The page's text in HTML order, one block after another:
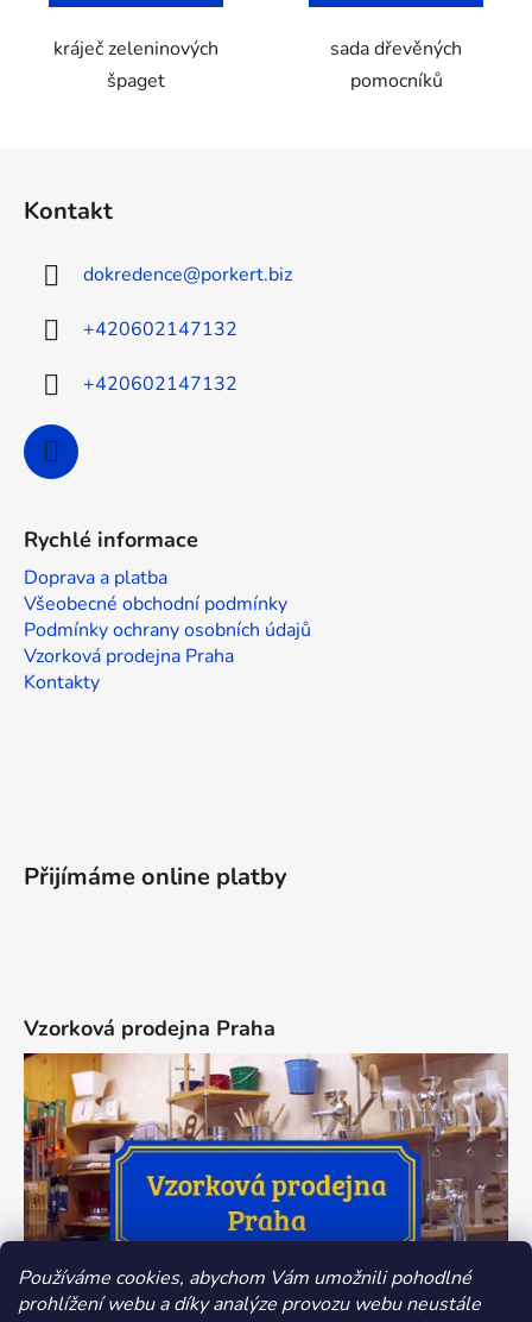
Používáme cookies, abychom Vám umožnili pohodlné
prohlížení webu a díky analýze provozu webu neustále
hvězdiček.
kráječ zeleninových
špaget
sada dřevěných
pomocníků
Kontakt
dokredence@porkert.biz
+420602147132
+420602147132
Rychlé informace
Doprava a platba
Všeobecné obchodní podmínky
Podmínky ochrany osobních údajů
Vzorková prodejna Praha
Kontakty
Přijímáme online platby
Vzorková prodejna Praha